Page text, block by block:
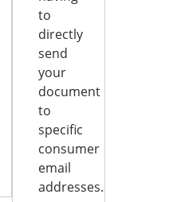
to
directly
send
your
document
to
specific
consumer
email
addresses.